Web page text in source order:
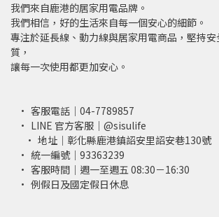
我們來自鹿港的居家用電品牌。
我們相信，好的生活來自每一個安心的細節。
專注於延長線、動力線與居家用電商品，堅持
質，
讓每一次使用都更加安心。
客服電話｜04-7789857
LINE 官方客服｜@sisulife
地址｜彰化縣鹿港鎮詔安里詔安巷130號
統一編號｜93363239
客服時間｜週一至週五 08:30－16:30
例假日及國定假日休息